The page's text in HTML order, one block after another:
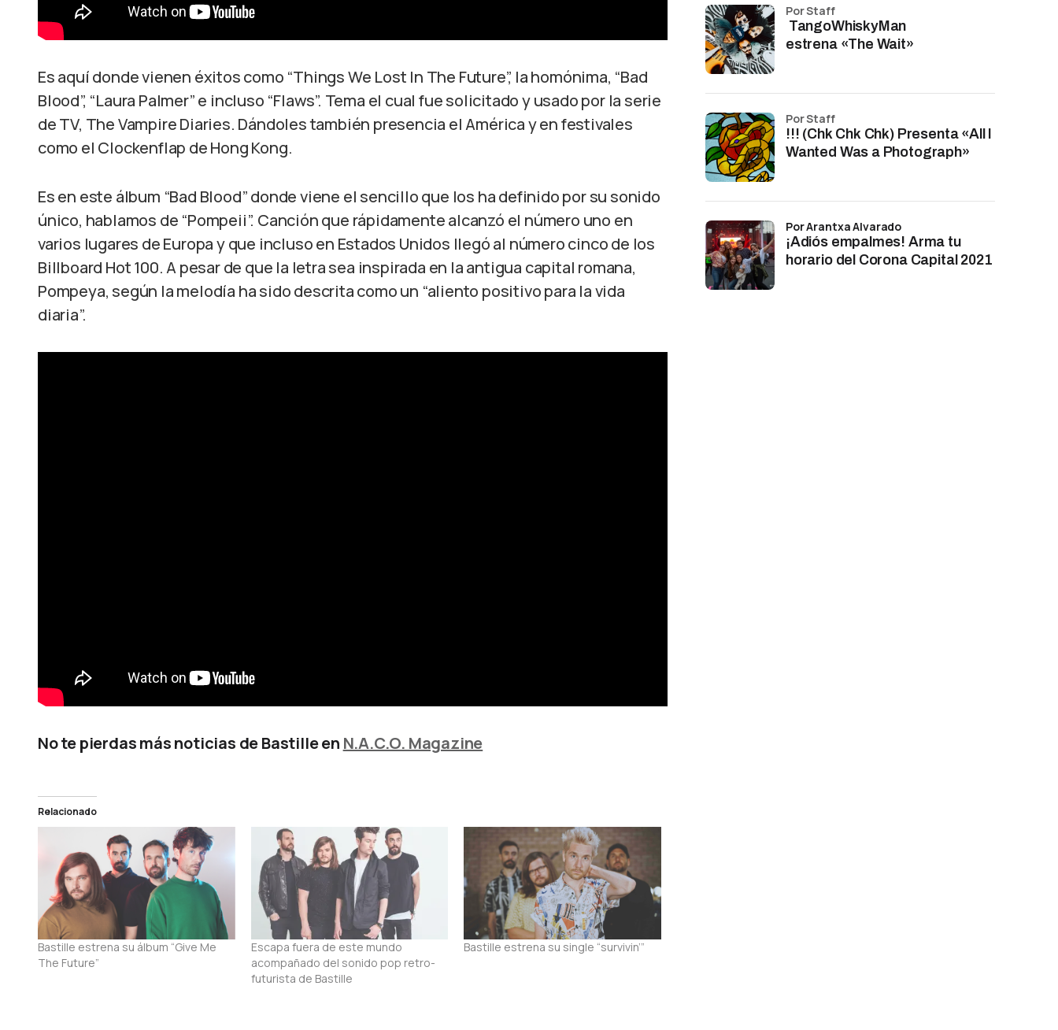
Es aquí donde vienen éxitos como “Things We Lost In The Future”, la homónima, “Bad
Blood”, “Laura Palmer” e incluso “Flaws”. Tema el cual fue solicitado y usado por la serie
de TV, The Vampire Diaries. Dándoles también presencia el América y en festivales
como el Clockenflap de Hong Kong.
Es en este álbum “Bad Blood” donde viene el sencillo que los ha definido por su sonido
único, hablamos de “Pompeii”. Canción que rápidamente alcanzó el número uno en
varios lugares de Europa y que incluso en Estados Unidos llegó al número cinco de los
Billboard Hot 100. A pesar de que la letra sea inspirada en la antigua capital romana,
Pompeya, según la melodía ha sido descrita como un “aliento positivo para la vida
diaria”.
No te pierdas más noticias de Bastille en N.A.C.O. Magazine
Relacionado
Bastille estrena su álbum “Give Me
The Future”
Escapa fuera de este mundo
acompañado del sonido pop retro-
futurista de Bastille
Bastille estrena su single “survivin’”
TangoWhiskyMan
estrena «The Wait»
por Staff
!!! (Chk Chk Chk) Presenta «All I
Wanted Was a Photograph»
por Staff
¡Adiós empalmes! Arma tu
horario del Corona Capital 2021
por Arantxa Alvarado